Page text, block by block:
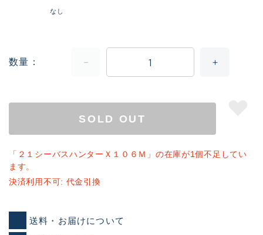
なし
数量
SOLD OUT
「２１シーバスハンターＸ１０６Ｍ」の在庫が1個不足してい
ます。
決済利用不可: 代金引換
送料・お届けについて